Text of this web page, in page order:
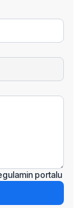
portalu